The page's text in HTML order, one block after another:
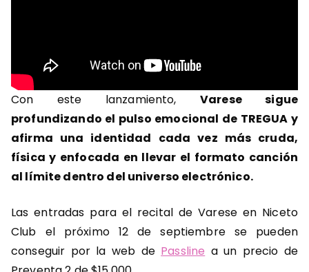
Con este lanzamiento, Varese sigue
profundizando el pulso emocional de TREGUA y
afirma una identidad cada vez más cruda,
física y enfocada en llevar el formato canción
al límite dentro del universo electrónico.
Las entradas para el recital de Varese en Niceto
Club el próximo 12 de septiembre se pueden
conseguir por la web de Passline a un precio de